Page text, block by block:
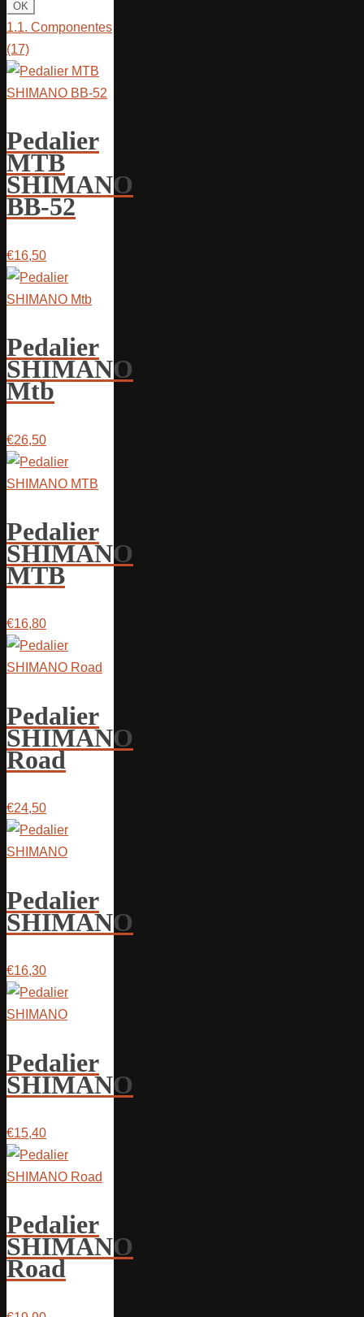
1.1. Componentes
(17)
Pedalier
MTB
SHIMANO
BB-52
€16,50
Pedalier
SHIMANO
Mtb
€26,50
Pedalier
SHIMANO
MTB
€16,80
Pedalier
SHIMANO
Road
€24,50
Pedalier
SHIMANO
€16,30
Pedalier
SHIMANO
€15,40
Pedalier
SHIMANO
Road